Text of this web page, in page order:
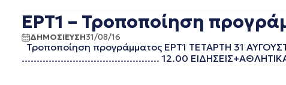
ΙΑΝΟΥΑΡΙΟΣ 2023
ΔΕΚΕΜΒΡΙΟΣ 2022
ΟΚΤΩΒΡΙΟΣ 2022
ΕΡΤ1 – Τροποποίηση
ΔΗΜΟΣΙΕΥΣΗ31/08/16
Τροποποίηση προγράμματος ΕΡΤ1 ΤΕΤΑΡΤΗ 31
.............................................. 12.00